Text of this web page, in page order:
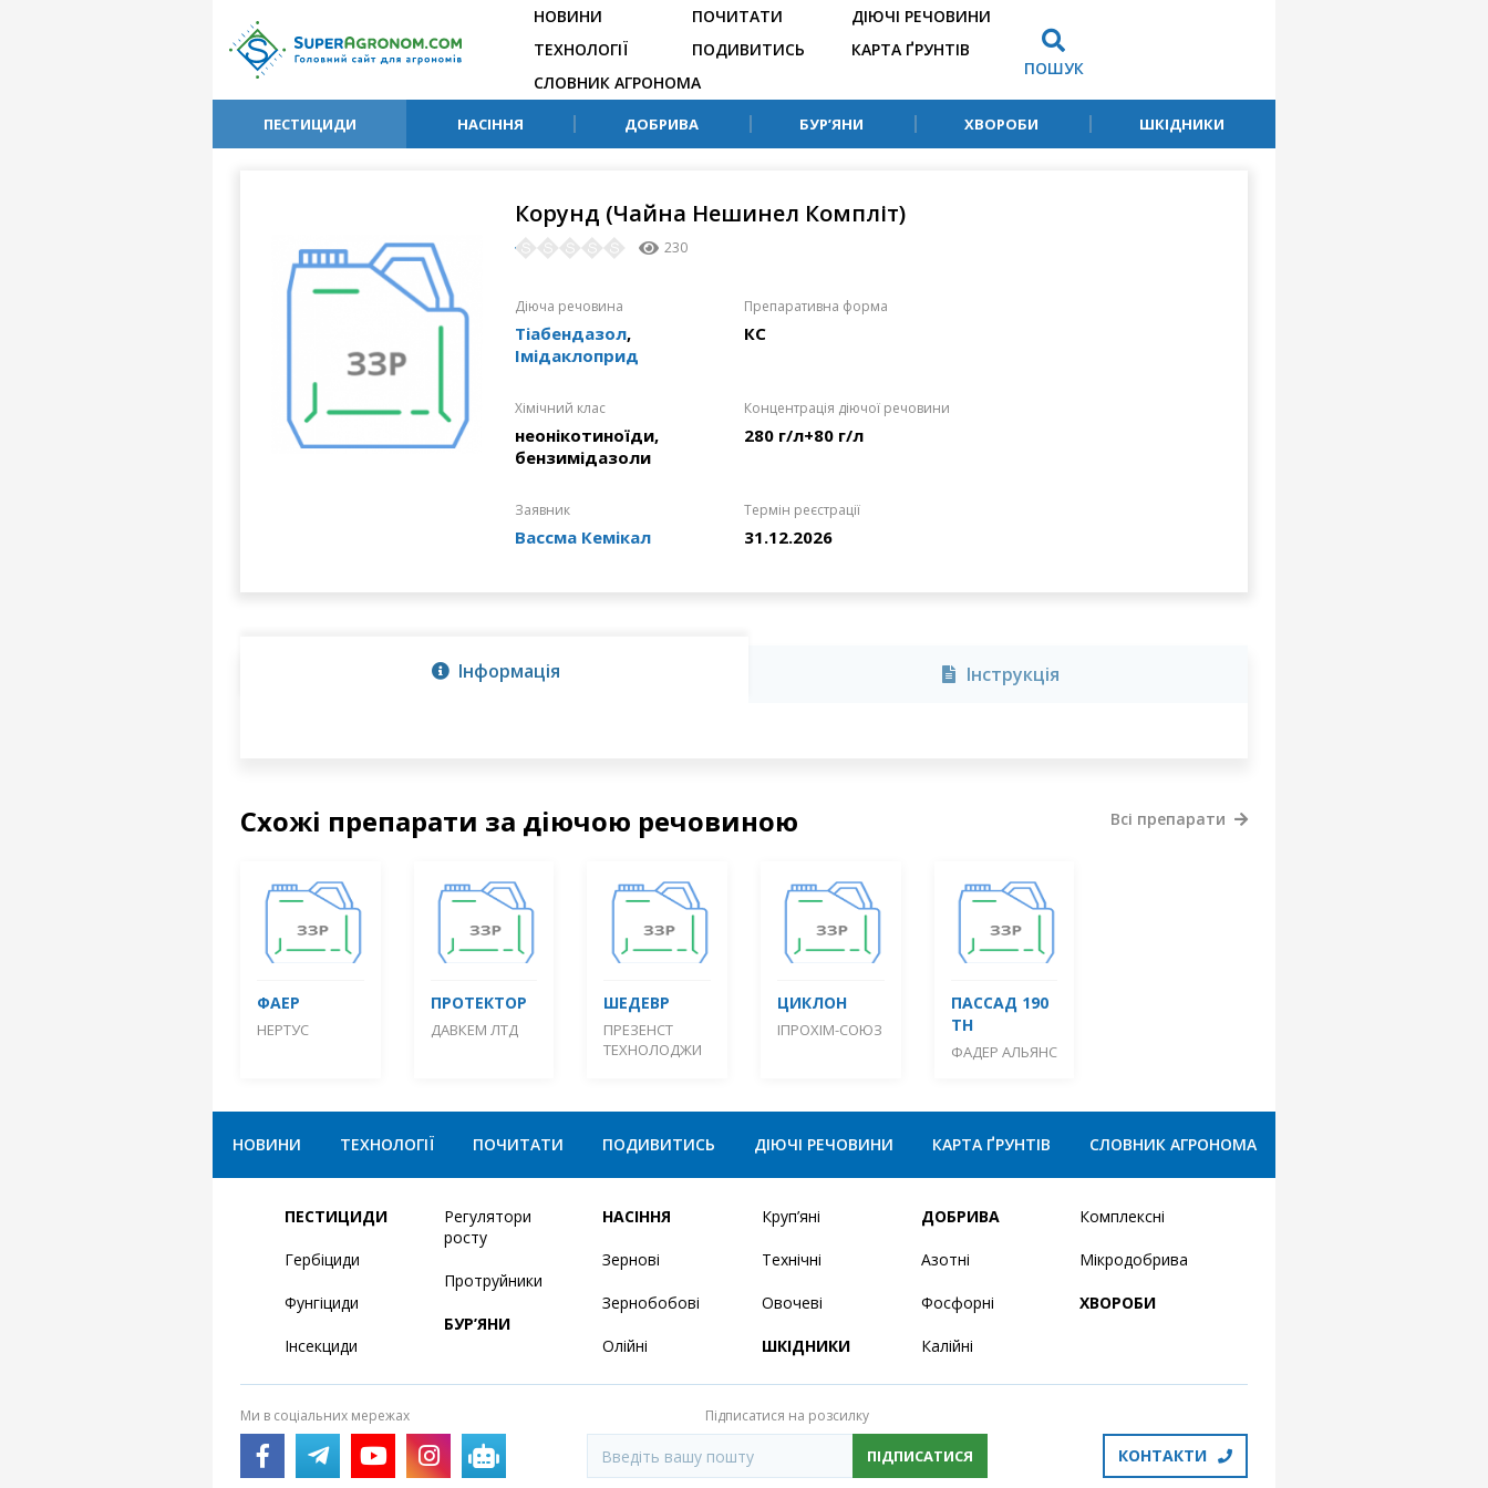
НОВИНИ
ТЕХНОЛОГІЇ
ПОЧИТАТИ
ПОДИВИТИСЬ
ДІЮЧІ РЕЧОВИНИ
КАРТА ҐРУНТІВ
СЛОВНИК АГРОНОМА
ПОШУК
ПЕСТИЦИДИ НАСІННЯ ДОБРИВА БУР’ЯНИ ХВОРОБИ ШКІДНИКИ
Корунд (Чайна Нешинел Компліт)
230
Діюча речовина
Тіабендазол,
Імідаклоприд
Препаративна форма
КС
Хімічний клас
неонікотиноїди,
бензимідазоли
Концентрація діючої речовини
280 г/л+80 г/л
Заявник
Вассма Кемікал
Термін реєстрації
31.12.2026
Інформація Інструкція
Схожі препарати за діючою речовиною
ФАЕР
НЕРТУС
ПРОТЕКТОР
ДАВКЕМ ЛТД
ШЕДЕВР
ПРЕЗЕНСТ
ТЕХНОЛОДЖИ
ЦИКЛОН
ІПРОХІМ-СОЮЗ
ПАССАД 190
ТН
ФАДЕР АЛЬЯНС
Всі препарати
НОВИНИ ТЕХНОЛОГІЇ ПОЧИТАТИ ПОДИВИТИСЬ ДІЮЧІ РЕЧОВИНИ КАРТА ҐРУНТІВ СЛОВНИК АГРОНОМА
ПЕСТИЦИДИ
Гербіциди
Фунгіциди
Інсекциди
Регулятори
росту
Протруйники
БУР’ЯНИ
НАСІННЯ
Зернові
Зернобобові
Олійні
Круп’яні
Технічні
Овочеві
ШКІДНИКИ
ДОБРИВА
Азотні
Фосфорні
Калійні
Комплексні
Мікродобрива
ХВОРОБИ
Ми в соціальних мережах Підписатися на розсилку
ПІДПИСАТИСЯ КОНТАКТИ